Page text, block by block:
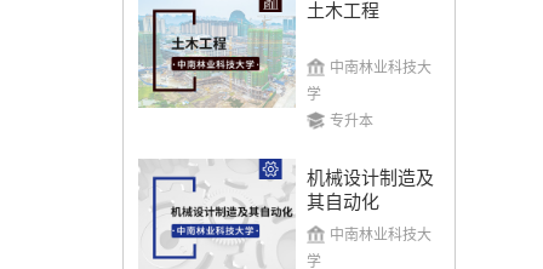
土木工程
中南林业科技大
学
专升本
机械设计制造及
其自动化
中南林业科技大
学